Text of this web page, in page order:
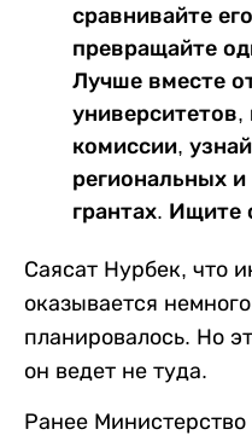
сравнивайте
превращайте
Лучше вместе
комиссии,
региональных
грантах.
Саясат Нурбек, что
оказывается
планировалось. Но
он ведет не туда.
Ранее